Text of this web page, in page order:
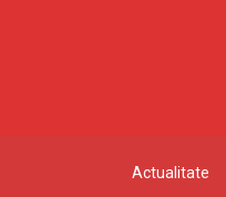
Actualitate